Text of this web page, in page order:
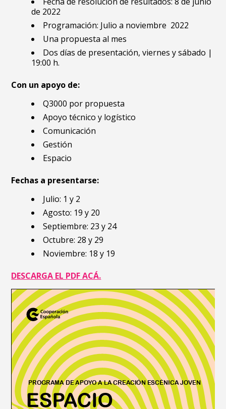
de 2022
Programación: Julio a noviembre 2022
Una propuesta al mes
Dos días de presentación, viernes y sábado |
19:00 h.
Con un apoyo de:
Q3000 por propuesta
Apoyo técnico y logístico
Comunicación
Gestión
Espacio
Fechas a presentarse:
Julio: 1 y 2
Agosto: 19 y 20
Septiembre: 23 y 24
Octubre: 28 y 29
Noviembre: 18 y 19
DESCARGA EL PDF ACÁ.